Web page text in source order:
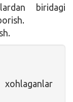
biridagi